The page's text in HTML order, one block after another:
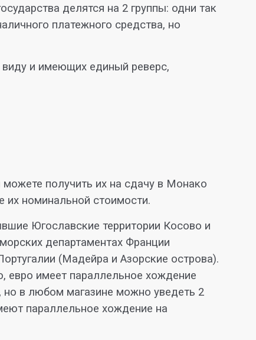
делятся на 2 группы: одни так
платежного средства, но
и имеющих единый реверс,
получить их на сдачу в Монако
их номинальной стоимости.
Югославские территории Косово и
департаментах Франции
(Мадейра и Азорские острова).
евро имеет параллельное хождение
в любом магазине можно уведеть 2
параллельное хождение на